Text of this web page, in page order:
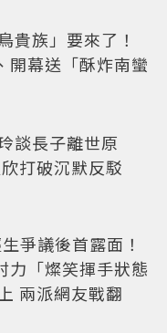
貴族」要來了！
開幕送「酥炸南蠻
談長子離世原
打破沉默反駁
爭議後首露面！
力「燦笑揮手狀態
兩派網友戰翻